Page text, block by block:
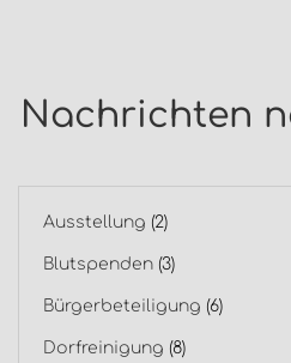
Nachrichten
Ausstellung (2)
Blutspenden (3)
Bürgerbeteiligung (6)
Dorfreinigung (8)